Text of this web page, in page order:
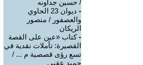
/ حسين جداونه
-
ديوان 23 الحاوي
والعصفور / منصور
الريكان
-كتاب «عين على القصة
القصيرة: تأملات نقدية في
تسع رؤى قصصية م ... /
حميد عقبي